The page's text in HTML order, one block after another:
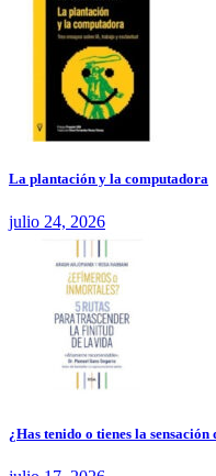
La plantación y la computadora
julio 24, 2026
¿Has tenido o tienes la